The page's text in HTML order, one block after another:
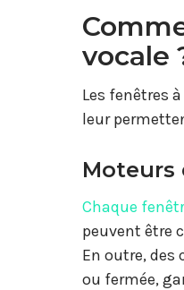
vocale
Les fenêtres
leur
Moteurs
Chaque
peuvent être
En outre,
ou fermée,